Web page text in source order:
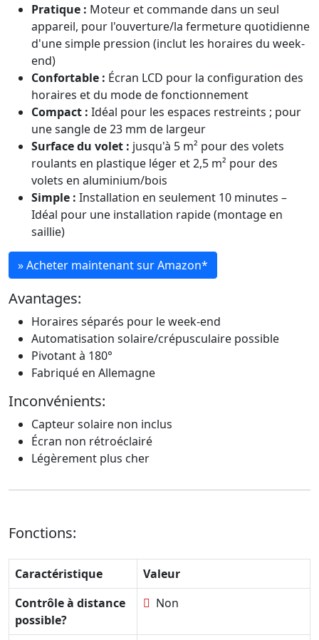
Pratique : Moteur et commande dans un seul
appareil, pour l'ouverture/la fermeture quotidienne
d'une simple pression (inclut les horaires du week-
end)
Confortable : Écran LCD pour la configuration des
horaires et du mode de fonctionnement
Compact : Idéal pour les espaces restreints ; pour
une sangle de 23 mm de largeur
Surface du volet : jusqu'à 5 m² pour des volets
roulants en plastique léger et 2,5 m² pour des
volets en aluminium/bois
Simple : Installation en seulement 10 minutes –
Idéal pour une installation rapide (montage en
saillie)
» Acheter maintenant sur Amazon*
Avantages:
Horaires séparés pour le week-end
Automatisation solaire/crépusculaire possible
Pivotant à 180°
Fabriqué en Allemagne
Inconvénients:
Capteur solaire non inclus
Écran non rétroéclairé
Légèrement plus cher
Fonctions:
Caractéristique
Valeur
Contrôle à distance
possible?
Non